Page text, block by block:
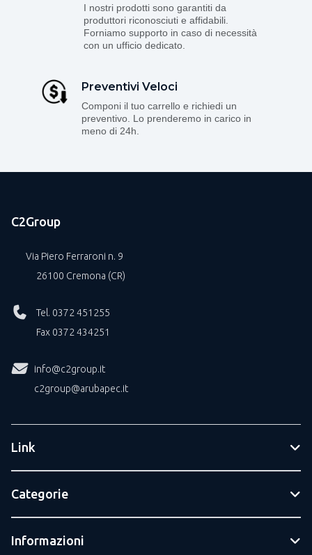
I nostri prodotti sono garantiti da
produttori riconosciuti e affidabili.
Forniamo supporto in caso di necessità
con un ufficio dedicato.
Preventivi Veloci
Componi il tuo carrello e richiedi un
preventivo. Lo prenderemo in carico in
meno di 24h.
C2Group
Via Piero Ferraroni n. 9
26100 Cremona (CR)
Tel. 0372 451255
Fax 0372 434251
info@c2group.it
c2group@arubapec.it
Link
Categorie
Informazioni